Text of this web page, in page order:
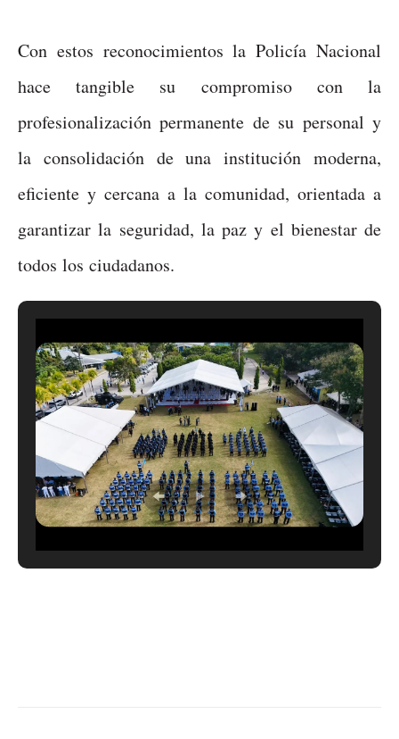
Con estos reconocimientos la Policía Nacional
hace tangible su compromiso con la
profesionalización permanente de su personal y
la consolidación de una institución moderna,
eficiente y cercana a la comunidad, orientada a
garantizar la seguridad, la paz y el bienestar de
todos los ciudadanos.